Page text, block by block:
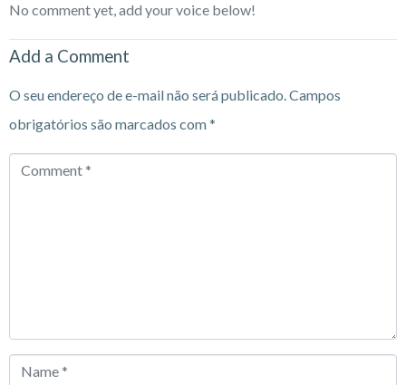
No comment yet, add your voice below!
Add a Comment
O seu endereço de e-mail não será publicado.Campos
obrigatórios são marcados com*
Comment
Name